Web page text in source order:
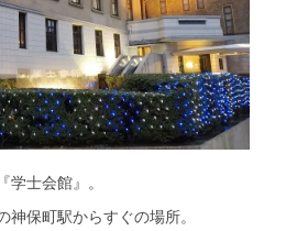
学士会館』。
保町駅からすぐの場所。